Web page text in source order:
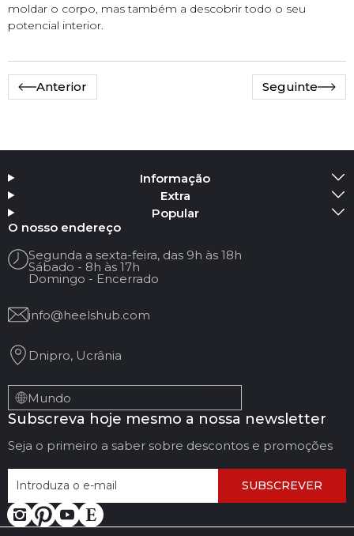
moldar o corpo, mas também a descobrir todo o seu
potencial interior.
Anterior Seguinte
Informação
Extra
Popular
O nosso endereço
Segunda a sexta-feira, das 9h às 18h
Sábado - 8h às 17h
Domingo - Encerrado
info@heelshub.com
Dnipro, Ucrânia
Mundo
Subscreva hoje mesmo a nossa newsletter
Seja o primeiro a saber sobre descontos e promoções
SUBSCREVER